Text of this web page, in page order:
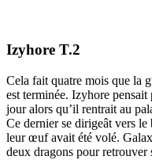
Izyhore T.2
Cela fait quatre mois que la
est terminée. Izyhore
jour alors qu’il rentrait au
Ce dernier se dirigeât vers
leur œuf avait été volé.
deux dragons pour retrouver